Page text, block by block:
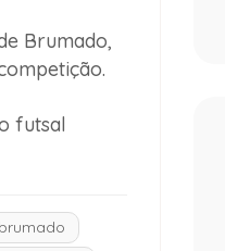
Brumado,
futsal